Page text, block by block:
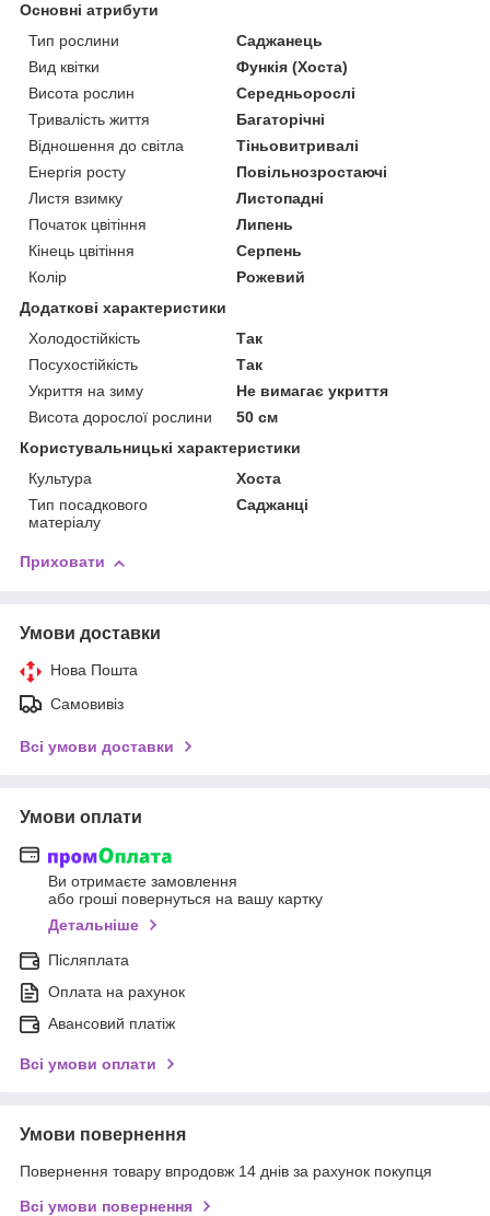
Основні атрибути
Тип рослини
Саджанець
Вид квітки
Функія (Хоста)
Висота рослин
Середньорослі
Тривалість життя
Багаторічні
Відношення до світла
Тіньовитривалі
Енергія росту
Повільнозростаючі
Листя взимку
Листопадні
Початок цвітіння
Липень
Кінець цвітіння
Серпень
Колір
Рожевий
Додаткові характеристики
Холодостійкість
Так
Посухостійкість
Так
Укриття на зиму
Не вимагає укриття
Висота дорослої рослини
50 см
Користувальницькі характеристики
Культура
Хоста
Тип посадкового
матеріалу
Саджанці
Приховати
Умови доставки
Нова Пошта
Самовивіз
Всі умови доставки
Умови оплати
Ви отримаєте замовлення
або гроші повернуться на вашу картку
Детальніше
Післяплата
Оплата на рахунок
Авансовий платіж
Всі умови оплати
Умови повернення
Повернення товару впродовж 14 днів за рахунок покупця
Всі умови повернення